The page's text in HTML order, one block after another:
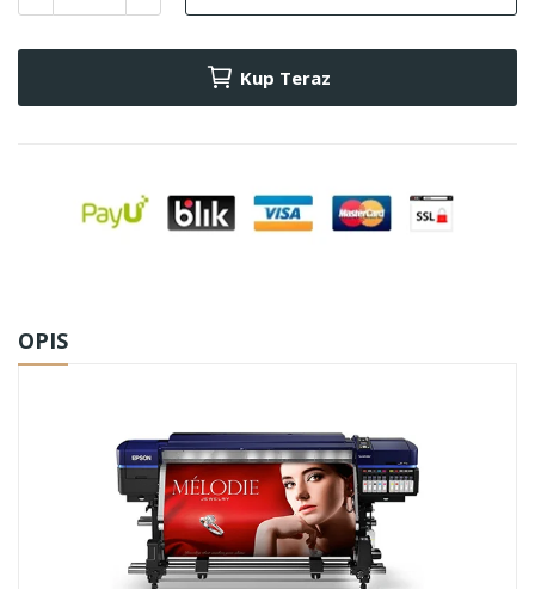
Kup Teraz
OPIS